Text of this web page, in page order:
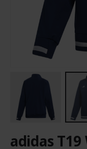
Anfang
adidas